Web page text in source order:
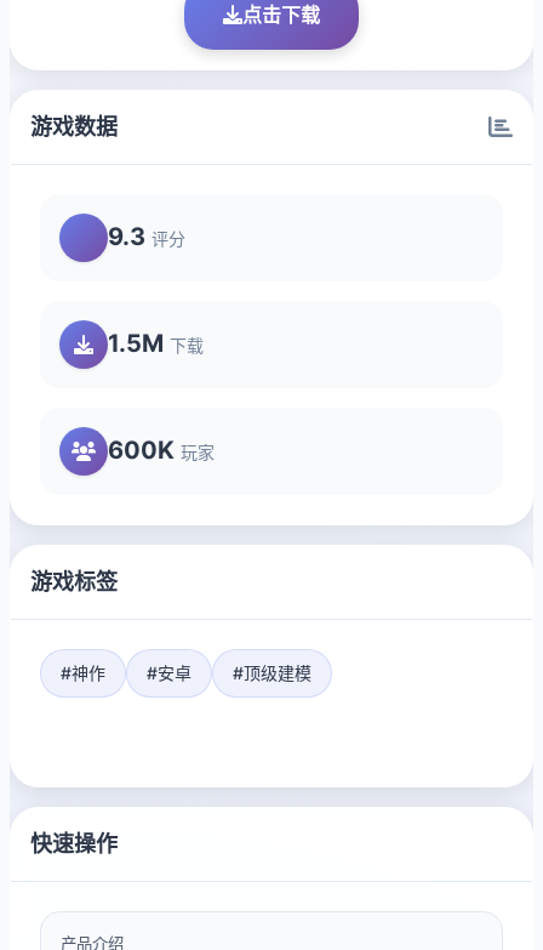
点击下载
游戏数据
9.3 评分
1.5M 下载
600K 玩家
游戏标签
#神作 #安卓 #顶级建模
快速操作
产品介绍